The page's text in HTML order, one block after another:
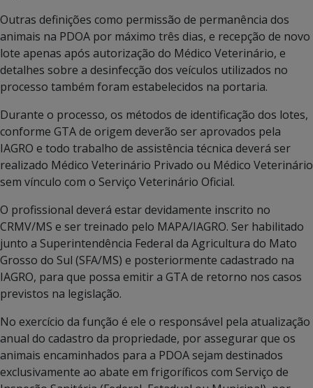
Outras definições como permissão de permanência dos
animais na PDOA por máximo três dias, e recepção de novo
lote apenas após autorização do Médico Veterinário, e
detalhes sobre a desinfecção dos veículos utilizados no
processo também foram estabelecidos na portaria.
Durante o processo, os métodos de identificação dos lotes,
conforme GTA de origem deverão ser aprovados pela
IAGRO e todo trabalho de assistência técnica deverá ser
realizado Médico Veterinário Privado ou Médico Veterinário
sem vínculo com o Serviço Veterinário Oficial.
O profissional deverá estar devidamente inscrito no
CRMV/MS e ser treinado pelo MAPA/IAGRO. Ser habilitado
junto a Superintendência Federal da Agricultura do Mato
Grosso do Sul (SFA/MS) e posteriormente cadastrado na
IAGRO, para que possa emitir a GTA de retorno nos casos
previstos na legislação.
No exercício da função é ele o responsável pela atualização
anual do cadastro da propriedade, por assegurar que os
animais encaminhados para a PDOA sejam destinados
exclusivamente ao abate em frigoríficos com Serviço de